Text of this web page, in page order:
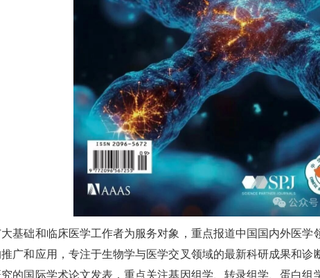
基础和临床医学工作者为服务对象，重点报道中国国内外医
广和应用，专注于生物学与医学交叉领域的最新科研成果和
的国际学术论文发表，重点关注基因组学、转录组学、蛋白